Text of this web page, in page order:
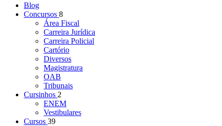
Blog
Concursos 8
Área Fiscal
Carreira Jurídica
Carreira Policial
Cartório
Diversos
Magistratura
OAB
Tribunais
Cursinhos 2
ENEM
Vestibulares
Cursos 39